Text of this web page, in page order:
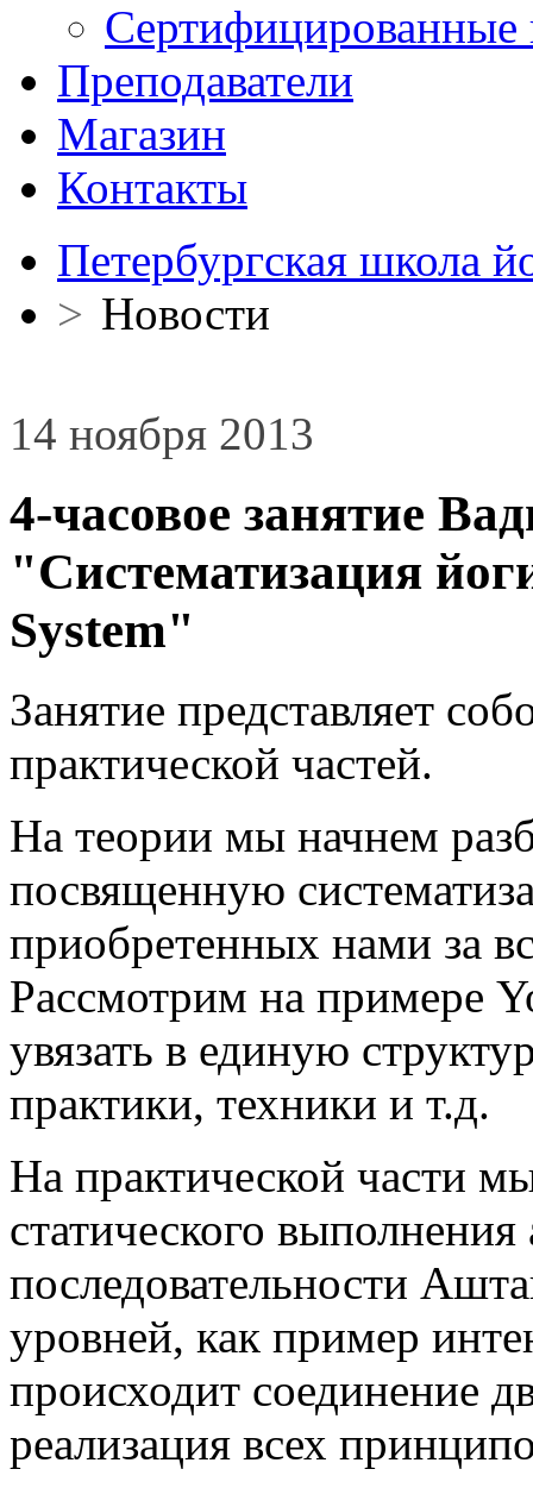
Сертифицированные
Преподаватели
Магазин
Контакты
Петербургская школа
> Новости
14 ноября 2013
4-часовое занятие
"Систематизация
System"
Занятие представляет
практической частей.
На теории мы начнем
посвященную
приобретенных нами за
Рассмотрим на примере
увязать в единую
практики, техники и т.д.
На практической части
статического
последовательности
уровней, как пример
происходит соединение
реализация всех